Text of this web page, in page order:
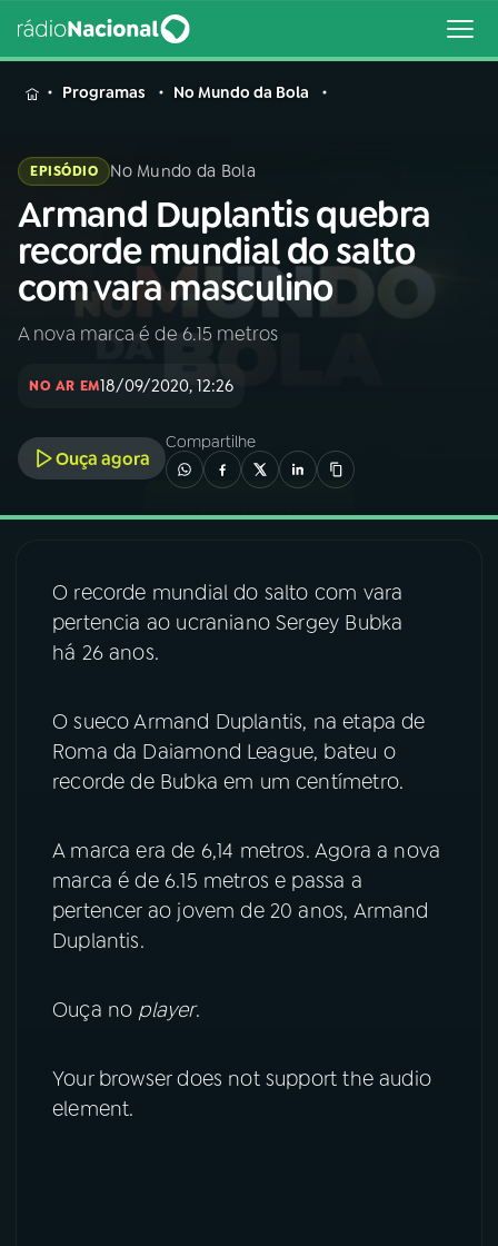
MENU
Buscar
na
Rádio
Nacional
Buscar
AO VIVO
02A RÁDIO
04PROGRAMAS
VIDEOCASTS
07ÚLTIMAS
08FESTIVAL DE MÚSICA
Programas No Mundo da Bola
EPISÓDIO No Mundo da Bola
Armand Duplantis quebra
recorde mundial do salto
com vara masculino
A nova marca é de 6.15 metros
NO AR EM18/09/2020, 12:26
Ouça agora
Compartilhe
O recorde mundial do salto com vara
pertencia ao ucraniano Sergey Bubka
há 26 anos.
O sueco Armand Duplantis, na etapa de
Roma da Daiamond League, bateu o
recorde de Bubka em um centímetro.
A marca era de 6,14 metros. Agora a nova
marca é de 6.15 metros e passa a
pertencer ao jovem de 20 anos, Armand
Duplantis.
Ouça no player.
Your browser does not support the audio
element.